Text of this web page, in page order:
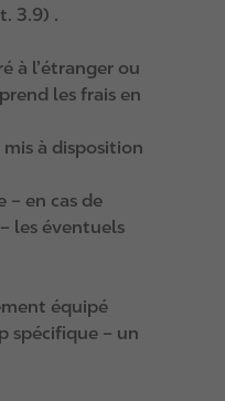
3.9) .
à l’étranger ou
les frais en
à disposition
– en cas de
les éventuels
équipé
spécifique – un